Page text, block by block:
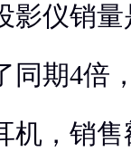
影仪销
同期4倍
机，销